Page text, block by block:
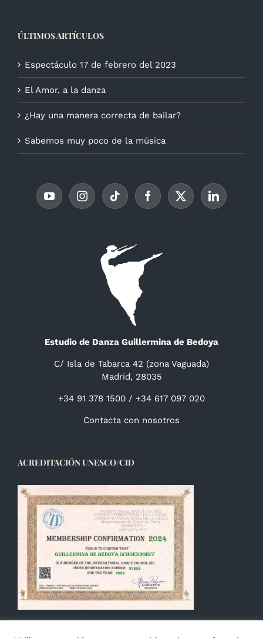
ÚLTIMOS ARTÍCULOS
Espectáculo 17 de febrero del 2023
El Amor, a la danza
¿Hay una manera correcta de bailar?
Sabemos muy poco de la música
Estudio de Danza Guillermina de Bedoya
C/ Isla de Tabarca 42 (zona Vaguada)
Madrid, 28035
+34 91 378 1500 / +34 617 097 020
Contacta con nosotros
ACREDITACIÓN UNESCO/CID